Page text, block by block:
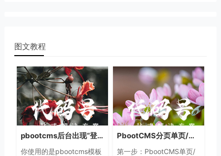
图文教程
pbootcms后台出现“登入失败:表单提交校验失败,刷新后重试!”的解决方法
你使用的是pbootcms模板
PbootCMS分页单页/总页数的制作方法
第一步：PbootCMS单页/